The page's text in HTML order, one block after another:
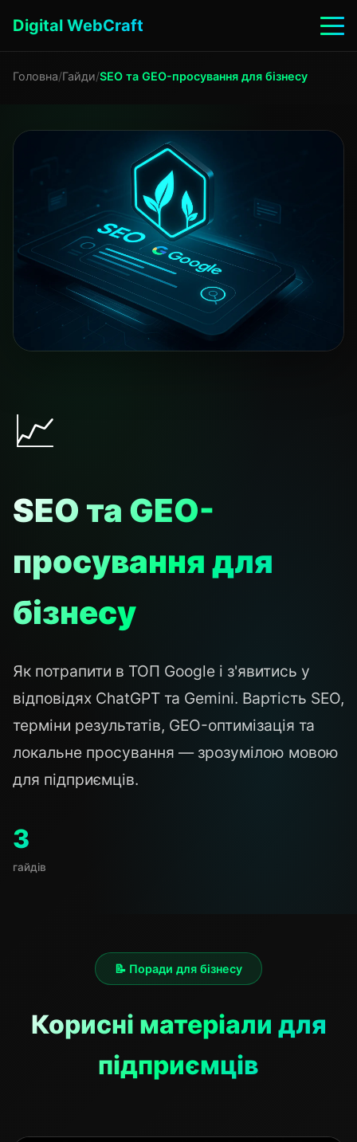
Digital WebCraft
Головна/Гайди/SEO та GEO-просування для бізнесу
📈
SEO та GEO-
просування для
бізнесу
Як потрапити в ТОП Google і з'явитись у
відповідях ChatGPT та Gemini. Вартість SEO,
терміни результатів, GEO-оптимізація та
локальне просування — зрозумілою мовою
для підприємців.
3
гайдів
📝 Поради для бізнесу
Корисні матеріали для
підприємців